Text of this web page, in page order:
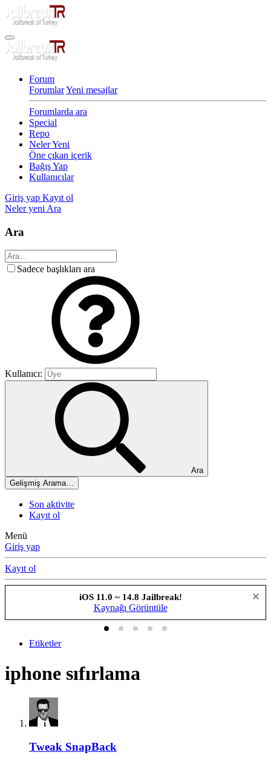
Forum
ForumlarYeni mesajlar
Forumlarda ara
Special
Repo
Neler Yeni
Öne çıkan içerik
Bağış Yap
Kullanıcılar
Giriş yap Kayıt ol
Neler yeni Ara
Ara
Sadece başlıkları ara
Kullanıcı:
Ara
Gelişmiş Arama…
Son aktivite
Kayıt ol
Menü
Giriş yap
Kayıt ol
iOS 11.0 ~ 14.8 Jailbreak!
Kaynağı Görüntüle
Etiketler
iphone sıfırlama
Tweak SnapBack